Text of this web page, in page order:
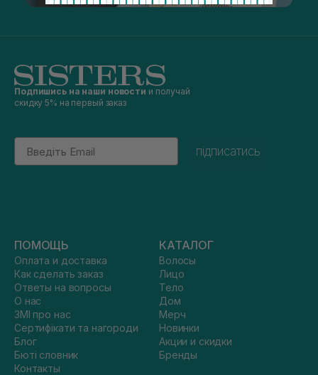
Подпишись на наши новости и получай
скидку 5% на первый заказ
Email
підписатись
ПОМОЩЬ
Оплата и доставка
Как сделать заказ
Ответы на вопросы
О нас
ЗМІ про нас
Сертифікати та нагороди
Блог
Бюті словник
Контакты
КАТАЛОГ
Волосы
Лицо
Тело
Дом
Мерч
Новинки
Акции и скидки
Бренды